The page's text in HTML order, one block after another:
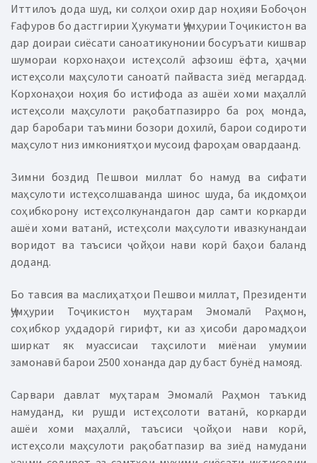
Иттилоъ дода шуд, ки солҳои охир дар ноҳияи Бобоҷон
Ғафуров бо дастгирии Ҳукумати Ҷумҳурии Тоҷикистон ва
дар доираи сиёсати саноатикунонии босуръати кишвар
шумораи корхонаҳои истеҳсолӣ афзоиш ёфта, ҳаҷми
истеҳсоли маҳсулоти саноатӣ пайваста зиёд мегардад.
Корхонаҳои ноҳия бо истифода аз ашёи хоми маҳаллӣ
истеҳсоли маҳсулоти рақобатпазирро ба роҳ монда,
дар баробари таъмини бозори дохилӣ, барои содироти
маҳсулот низ имкониятҳои мусоид фароҳам овардаанд.
Зимни боздид Пешвои миллат бо намуд ва сифати
маҳсулоти истеҳсолшаванда шинос шуда, ба иқдомҳои
соҳибкорону истеҳсолкунандагон дар самти коркарди
ашёи хоми ватанӣ, истеҳсоли маҳсулоти ивазкунандаи
воридот ва таъсиси ҷойҳои нави корӣ баҳои баланд
доданд.
Бо тавсия ва маслиҳатҳои Пешвои миллат, Президенти
Ҷумҳурии Тоҷикистон муҳтарам Эмомалӣ Раҳмон,
соҳибкор уҳдадорӣ гирифт, ки аз ҳисоби даромадҳои
ширкат як муассисаи таҳсилоти миёнаи умумии
замонавӣ барои 2500 хонанда дар ду баст бунёд намояд.
Сарвари давлат муҳтарам Эмомалӣ Раҳмон таъкид
намуданд, ки рушди истеҳсолоти ватанӣ, коркарди
ашёи хоми маҳаллӣ, таъсиси ҷойҳои нави корӣ,
истеҳсоли маҳсулоти рақобатпазир ва зиёд намудани